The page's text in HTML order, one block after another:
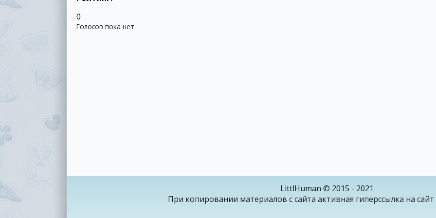
0
Голосов пока нет
LittlHuman © 2015 - 2021
При копировании материалов с сайта активная гиперссылка на сайт